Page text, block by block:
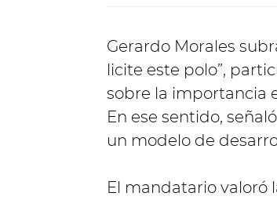
Gerardo Morales
licite este polo”,
sobre la importancia
En ese sentido,
un modelo de
El mandatario valoró